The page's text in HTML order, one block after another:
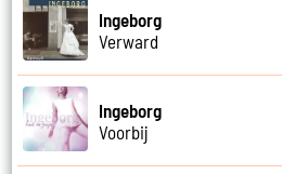
Ingeborg
Verward
Ingeborg
Voorbij